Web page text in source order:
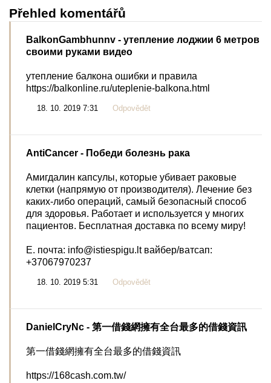
Přehled komentářů
BalkonGambhunnv - утепление лоджии 6 метров
своими руками видео
утепление балкона ошибки и правила
https://balkonline.ru/uteplenie-balkona.html
18. 10. 2019 7:31 Odpovědět
AntiCancer - Победи болезнь рака
Амигдалин капсулы, которые убивает раковые
клетки (напрямую от производителя). Лечение без
каких-либо операций, самый безопасный способ
для здоровья. Работает и используется у многих
пациентов. Бесплатная доставка по всему миру!
E. почта: info@istiespigu.lt вайбер/ватсап:
+37067970237
18. 10. 2019 5:31 Odpovědět
DanielCryNc - 第一借錢網擁有全台最多的借錢資訊
第一借錢網擁有全台最多的借錢資訊
https://168cash.com.tw/